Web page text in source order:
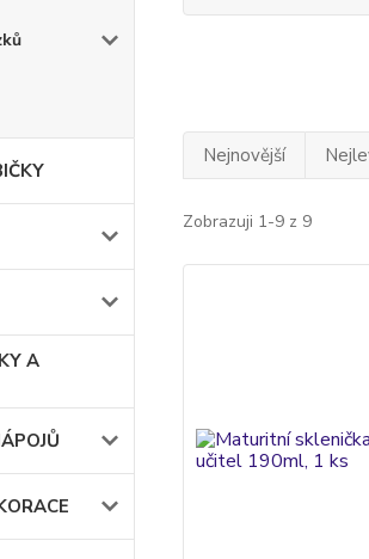
A
Nejnovější
Zobrazuji 1-9 z 9